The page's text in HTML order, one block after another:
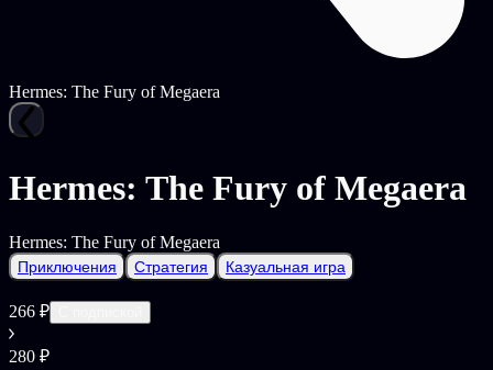
Hermes: The Fury of Megaera
Hermes: The Fury of Megaera
Hermes: The Fury of Megaera
Приключения Стратегия Казуальная игра
266 ₽
280 ₽